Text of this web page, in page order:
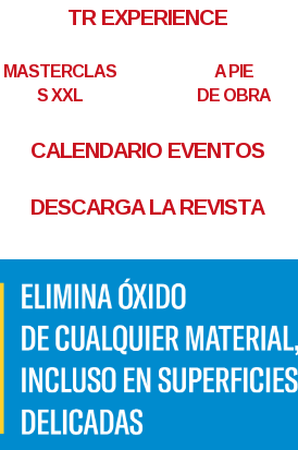
TR EXPERIENCE
MASTERCLAS
S XXL
A PIE
DE OBRA
CALENDARIO EVENTOS
DESCARGA LA REVISTA